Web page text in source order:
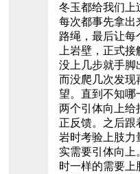
冬玉都给我们上
每次都事先拿出
路绳，最后让每
上岩壁，正式接
没上几步就手脚
而没爬几次发现
望。直到不知哪
两个引体向上给
正反馈。之后跟
岩时考验上肢力
实需要引体向上
时一样的需要上